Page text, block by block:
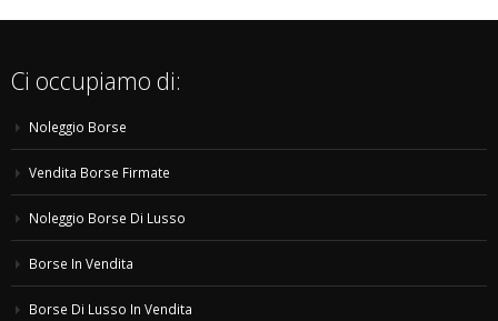
Ci occupiamo di:
Noleggio Borse
Vendita Borse Firmate
Noleggio Borse Di Lusso
Borse In Vendita
Borse Di Lusso In Vendita